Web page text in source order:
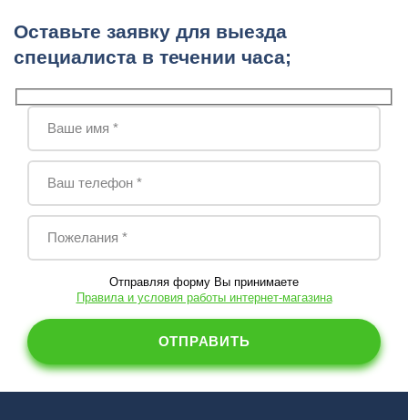
Оставьте заявку для выезда
специалиста в течении часа;
Отправляя форму Вы принимаете
Правила и условия работы интернет-магазина